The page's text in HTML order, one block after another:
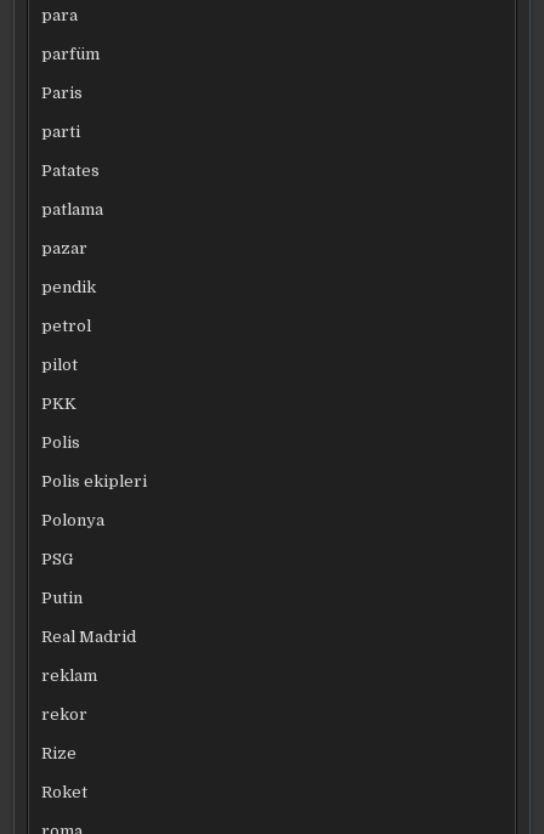
para
parfüm
Paris
parti
Patates
patlama
pazar
pendik
petrol
pilot
PKK
Polis
Polis ekipleri
Polonya
PSG
Putin
Real Madrid
reklam
rekor
Rize
Roket